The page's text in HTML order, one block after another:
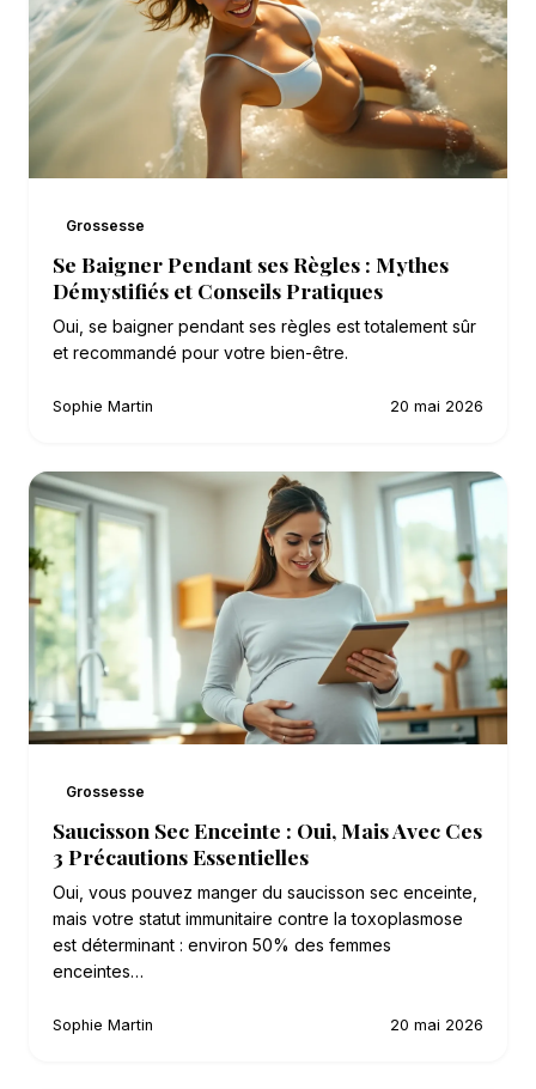
Grossesse
Se Baigner Pendant ses Règles : Mythes
Démystifiés et Conseils Pratiques
Oui, se baigner pendant ses règles est totalement sûr
et recommandé pour votre bien-être.
Sophie Martin 20 mai 2026
Grossesse
Saucisson Sec Enceinte : Oui, Mais Avec Ces
3 Précautions Essentielles
Oui, vous pouvez manger du saucisson sec enceinte,
mais votre statut immunitaire contre la toxoplasmose
est déterminant : environ 50% des femmes
enceintes…
Sophie Martin 20 mai 2026